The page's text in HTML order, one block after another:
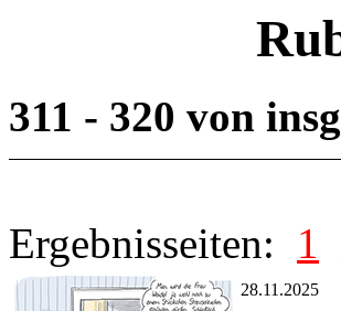
311 - 320 von
Ergebnisseiten: 1
28.11.2025